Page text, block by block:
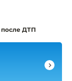
после ДТП